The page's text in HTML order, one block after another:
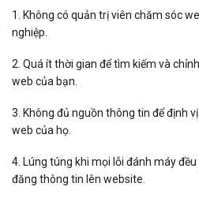
1. Không có quản trị viên chăm sóc
nghiệp.
2. Quá ít thời gian để tìm kiếm và
web của bạn.
3. Không đủ nguồn thông tin để định
web của họ.
4. Lúng túng khi mọi lỗi đánh máy
đăng thông tin lên website.